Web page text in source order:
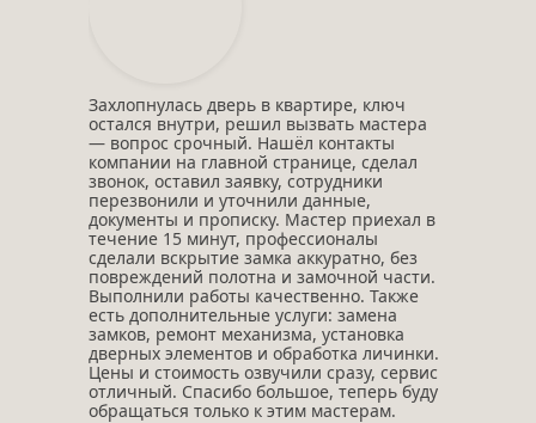
Захлопнулась дверь в квартире, ключ
остался внутри, решил вызвать мастера
— вопрос срочный. Нашёл контакты
компании на главной странице, сделал
звонок, оставил заявку, сотрудники
перезвонили и уточнили данные,
документы и прописку. Мастер приехал в
течение 15 минут, профессионалы
сделали вскрытие замка аккуратно, без
повреждений полотна и замочной части.
Выполнили работы качественно. Также
есть дополнительные услуги: замена
замков, ремонт механизма, установка
дверных элементов и обработка личинки.
Цены и стоимость озвучили сразу, сервис
отличный. Спасибо большое, теперь буду
обращаться только к этим мастерам.